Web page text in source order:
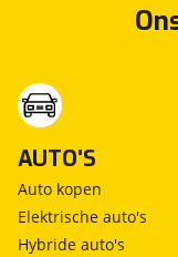
AUTO'S
Auto kopen
Elektrische auto's
Hybride auto's